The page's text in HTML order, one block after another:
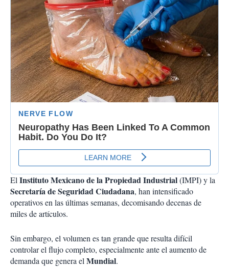
El Instituto Mexicano de la Propiedad Industrial(IMPI) y la
Secretaría de Seguridad Ciudadana, han intensificado
operativos en las últimas semanas, decomisando decenas de
miles de artículos.
Sin embargo, el volumen es tan grande que resulta difícil
controlar el flujo completo, especialmente ante el aumento de
demanda que genera el Mundial.